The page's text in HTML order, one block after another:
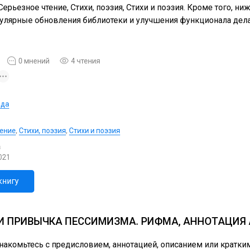
чтение, Cтихи, поэзия, Стихи и поэзия. Кроме того,
обновления библиотеки и улучшения функционала
0 мнений 4 чтения
, Cтихи, поэзия, Стихи и поэзия
ПРИВЫЧКА ПЕССИМИЗМА. РИФМА, АННОТАЦИЯ
с предисловием, аннотацией, описанием или